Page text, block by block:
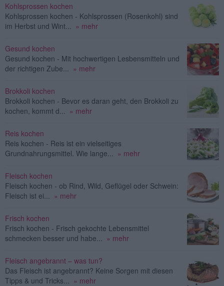
Kohlsprossen kochen
Kohlsprossen kochen - Kohlsprossen (Rosenkohl) sind
im Herbst und Wint...
» mehr
Gesund kochen
Gesund kochen - Mit hochwertigen Lesbensmitteln und
der richtigen Zube...
» mehr
Brokkoli kochen
Brokkoli kochen - Bevor es daran geht, den Brokkoli zu
kochen, kommt d...
» mehr
Reis kochen
Reis kochen - Reis ist ein vielseitiges
Grundnahrungsmittel. Wie lange...
» mehr
Fleisch kochen
Fleisch kochen - ob Rind, Wild, Geflügel oder Schwein:
Fleisch ist ei...
» mehr
Frisch kochen
Frisch kochen - Frisch gekochte Lebensmittel
schmecken besser und habe...
» mehr
Fleisch angebrannt – was tun?
Das Fleisch ist angebrannt? Keine Sorgen mit diesen
Tipps & und Tricks...
» mehr